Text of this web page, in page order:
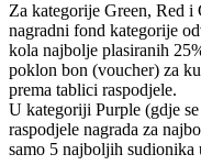
Za kategorije Green, Red i
nagradni fond kategorije
kola najbolje plasiranih
poklon bon (voucher) za
prema tablici raspodjele.
U kategoriji Purple (gdje
raspodjele nagrada za
samo 5 najboljih sudionika